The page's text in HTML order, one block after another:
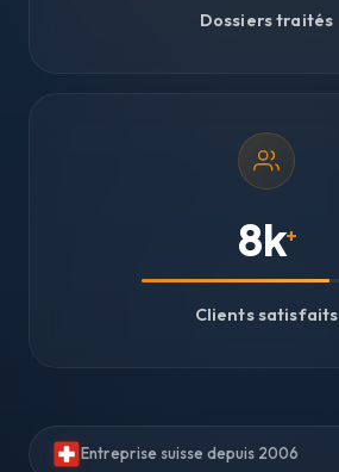
Dossiers traités
8k+
Clients satisfaits
Entreprise suisse depuis 2006